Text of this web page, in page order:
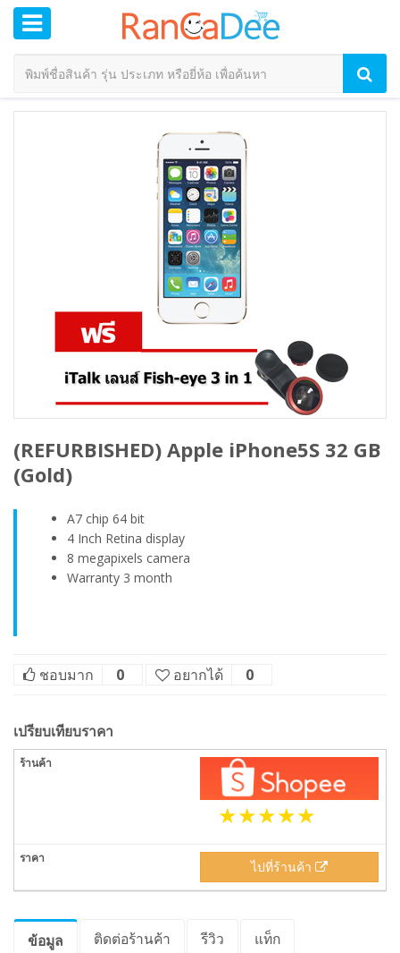
(REFURBISHED) Apple iPhone5S 32 GB
(Gold)
A7 chip 64 bit
4 Inch Retina display
8 megapixels camera
Warranty 3 month
ชอบมาก 0 อยากได้ 0
เปรียบเทียบราคา
ไปที่ร้านค้า
ข้อมูล ติดต่อร้านค้า รีวิว แท็ก